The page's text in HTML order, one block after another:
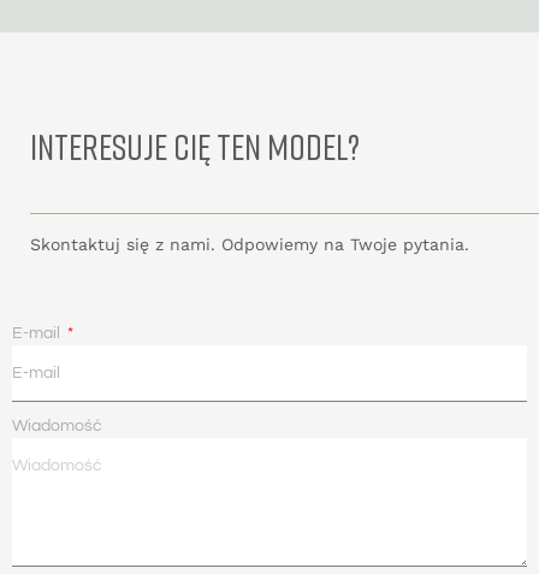
INTERESUJE CIĘ TEN MODEL?
Skontaktuj się z nami. Odpowiemy na Twoje pytania.
E-mail
Wiadomość